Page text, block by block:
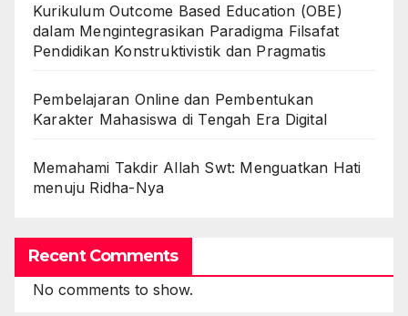
Kurikulum Outcome Based Education (OBE)
dalam Mengintegrasikan Paradigma Filsafat
Pendidikan Konstruktivistik dan Pragmatis
Pembelajaran Online dan Pembentukan
Karakter Mahasiswa di Tengah Era Digital
Memahami Takdir Allah Swt: Menguatkan Hati
menuju Ridha-Nya
Recent Comments
No comments to show.